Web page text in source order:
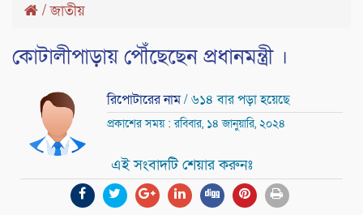
/জাতীয়
কোটালীপাড়ায় পৌঁছেছেন প্রধানমন্ত্রী ।
রিপোটারের নাম/ ৬১৪ বার পড়া হয়েছে
প্রকাশের সময় : রবিবার, ১৪ জানুয়ারি, ২০২৪
এই সংবাদটি শেয়ার করুনঃ